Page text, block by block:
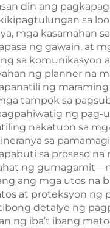
din ang
sa
mga kasamahan
ng gawain, at
sa komunikasyon
ng planner na
ng
tampok sa
ng pag-
nakatuon sa
sa
sa proseso
ng
ang mga utos na
at proteksyon ng
detalye ng
ng iba’t ibang